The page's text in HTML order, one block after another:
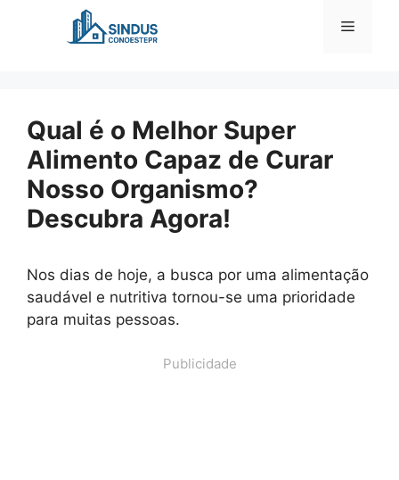
Menu
Qual é o Melhor Super
Alimento Capaz de Curar
Nosso Organismo?
Descubra Agora!
Nos dias de hoje, a busca por uma alimentação
saudável e nutritiva tornou-se uma prioridade
para muitas pessoas.
Publicidade